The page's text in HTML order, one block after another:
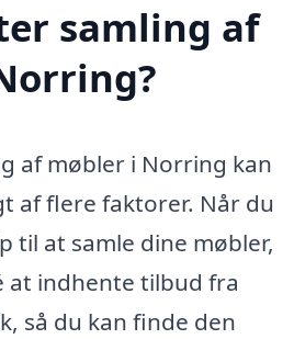
samling af
af møbler i Norring kan
af flere faktorer. Når du
at samle dine møbler,
at indhente tilbud fra
så du kan finde den